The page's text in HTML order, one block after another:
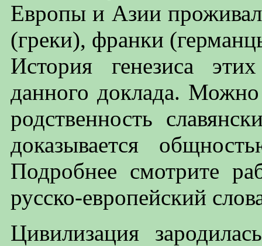
Европы и Азии
(греки), франки
История генезиса
данного доклада.
родственность
доказывается
Подробнее смотрите
русско-европейский
Цивилизация